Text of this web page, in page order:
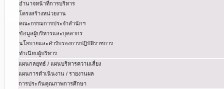
อำนาจหน้าที่การบริหาร
โครงสร้างหน่วยงาน
คณะกรรมการประจำสำนักฯ
ข้อมูลผู้บริหารและบุคลากร
นโยบายและคำรับรองการปฏิบัติราชการ
ทำเนียบผู้บริหาร
แผนกลยุทธ์ / แผนบริหารความเสี่ยง
แผนการดำเนินงาน / รายงานผล
การประกันคุณภาพการศึกษา